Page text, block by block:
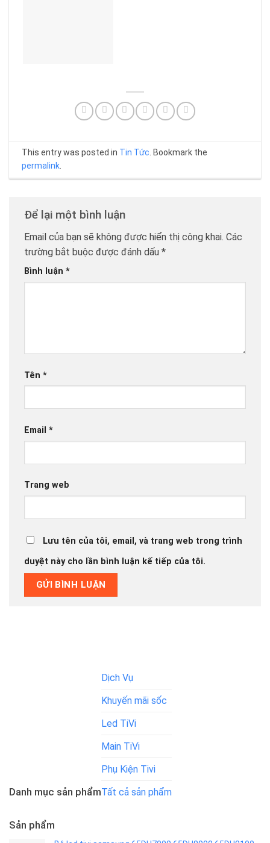
This entry was posted in Tin Tức. Bookmark the
permalink.
Để lại một bình luận
Email của bạn sẽ không được hiển thị công khai. Các
trường bắt buộc được đánh dấu *
Bình luận *
Tên *
Email *
Trang web
Lưu tên của tôi, email, và trang web trong trình
duyệt này cho lần bình luận kế tiếp của tôi.
Danh mục sản phẩm
Dịch Vụ
Khuyến mãi sốc
Led TiVi
Main TiVi
Phụ Kiện Tivi
Tất cả sản phẩm
Sản phẩm